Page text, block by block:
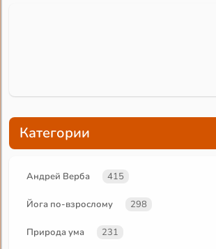
Категории
Андрей Верба 415
Йога по-взрослому 298
Природа ума 231